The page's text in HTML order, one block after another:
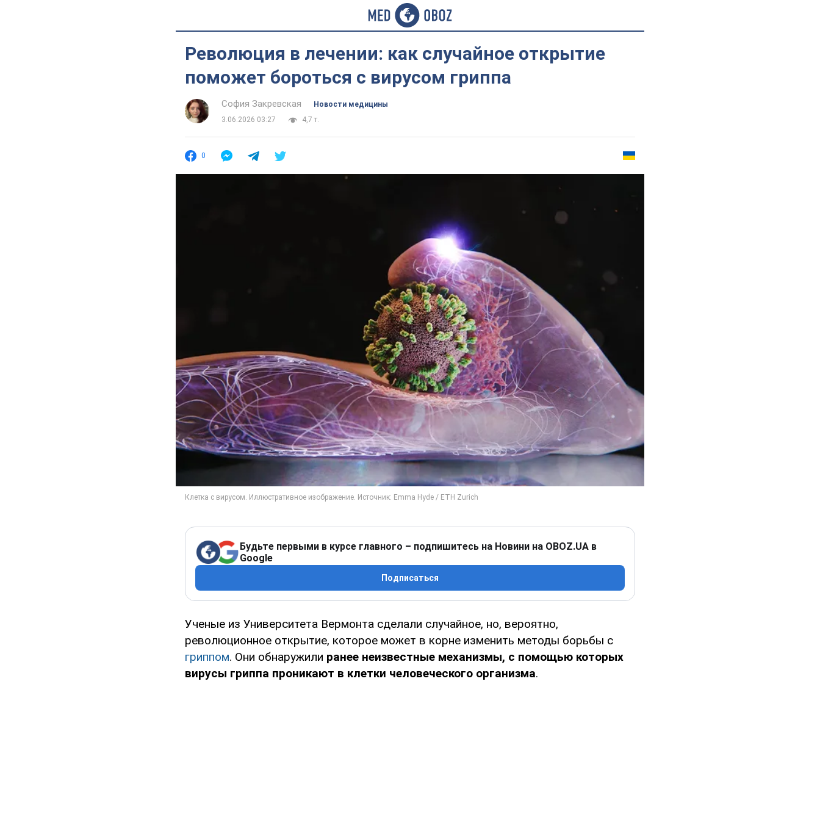
Революция в лечении: как случайное открытие
поможет бороться с вирусом гриппа
София Закревская
Новости медицины
3.06.2026 03:27
4,7 т.
0
Будьте первыми в курсе главного – подпишитесь на Новини на OBOZ.UA в
Google
Подписаться
Ученые из Университета Вермонта сделали случайное, но, вероятно,
революционное открытие, которое может в корне изменить методы борьбы с
гриппом. Они обнаружили ранее неизвестные механизмы, с помощью которых
вирусы гриппа проникают в клетки человеческого организма.